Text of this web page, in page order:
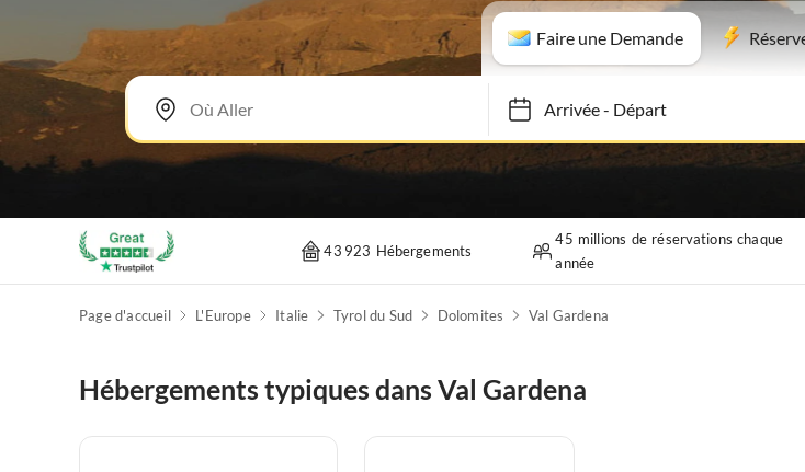
Faire une Demande
Arrivée-Départ
43 923 Hébergements
45 millions de réservations chaque
année
Page d'accueil L'Europe Italie Tyrol du Sud Dolomites Val Gardena
Hébergements typiques dans Val Gardena